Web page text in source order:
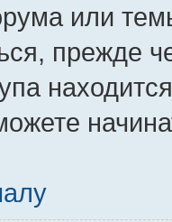
или
прежде